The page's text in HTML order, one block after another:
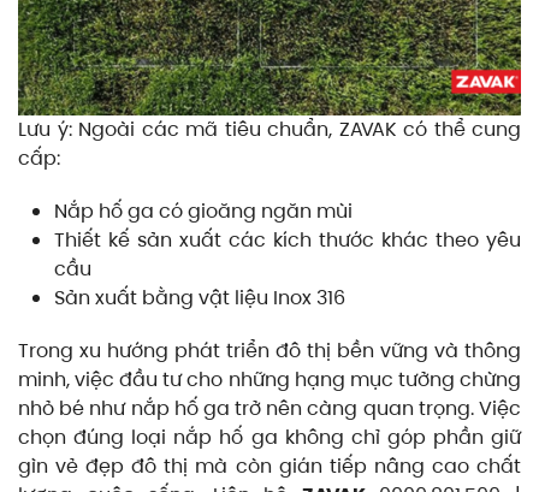
Lưu ý: Ngoài các mã tiêu chuẩn, ZAVAK có thể cung
cấp:
Nắp hố ga có gioăng ngăn mùi
Thiết kế sản xuất các kích thước khác theo yêu
cầu
Sản xuất bằng vật liệu Inox 316
Trong xu hướng phát triển đô thị bền vững và thông
minh, việc đầu tư cho những hạng mục tưởng chừng
nhỏ bé như nắp hố ga trở nên càng quan trọng. Việc
chọn đúng loại nắp hố ga không chỉ góp phần giữ
gìn vẻ đẹp đô thị mà còn gián tiếp nâng cao chất